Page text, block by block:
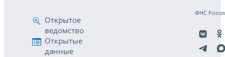
Открытое
ведомство
Открытые
данные
ФНС